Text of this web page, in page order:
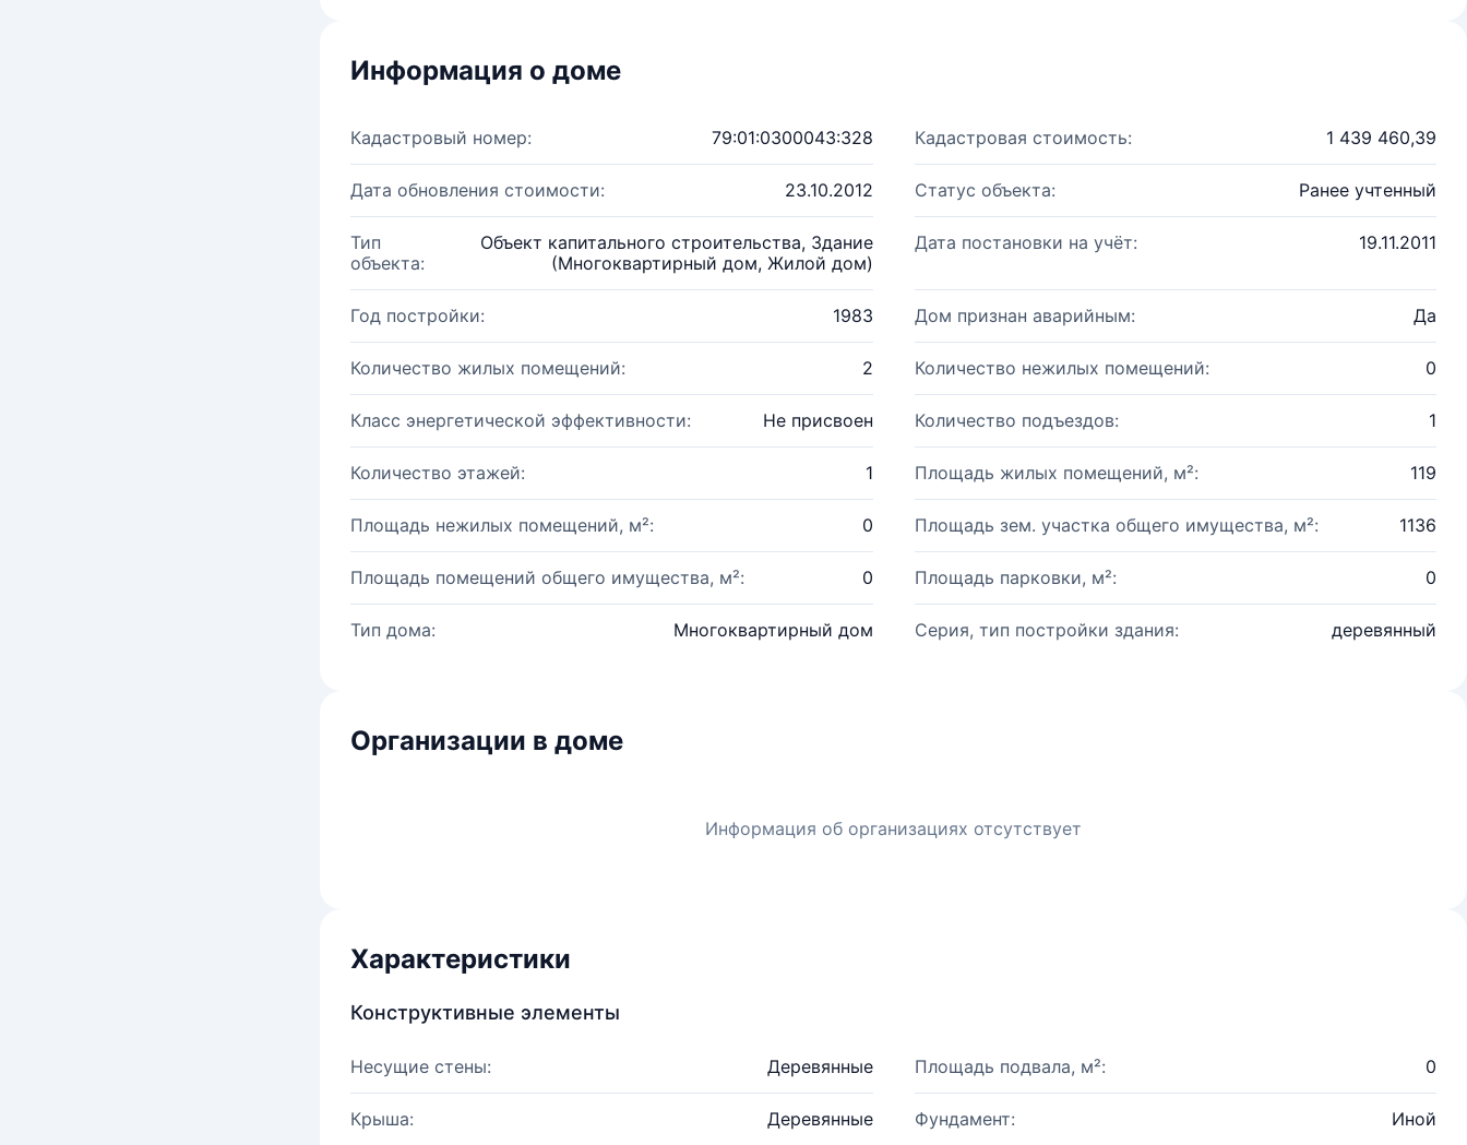
Информация о доме
Кадастровый номер: 79:01:0300043:328 Кадастровая стоимость: 1 439 460,39
Дата обновления стоимости: 23.10.2012 Статус объекта: Ранее учтенный
Тип
объекта:
Объект капитального строительства, Здание
(Многоквартирный дом, Жилой дом)
Дата постановки на учёт: 19.11.2011
Год постройки: 1983 Дом признан аварийным: Да
Количество жилых помещений: 2 Количество нежилых помещений: 0
Класс энергетической эффективности: Не присвоен Количество подъездов: 1
Количество этажей: 1 Площадь жилых помещений, м²: 119
Площадь нежилых помещений, м²: 0 Площадь зем. участка общего имущества, м²: 1136
Площадь помещений общего имущества, м²: 0 Площадь парковки, м²: 0
Тип дома: Многоквартирный дом Серия, тип постройки здания: деревянный
Организации в доме
Информация об организациях отсутствует
Характеристики
Конструктивные элементы
Несущие стены: Деревянные Площадь подвала, м²: 0
Крыша: Деревянные Фундамент: Иной